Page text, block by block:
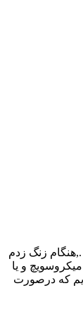
زنگ زدم
و یا
که درصورت